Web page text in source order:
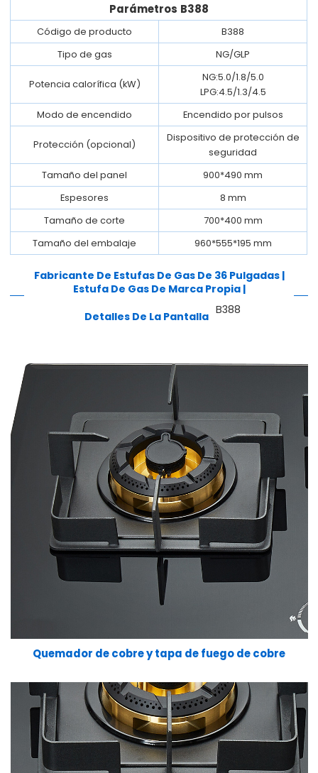
Parámetros B388
Código de producto
B388
Tipo de gas
NG/GLP
Potencia calorífica (kW)
NG:5.0/1.8/5.0
LPG:4.5/1.3/4.5
Modo de encendido
Encendido por pulsos
Protección (opcional)
Dispositivo de protección de
seguridad
Tamaño del panel
900*490 mm
Espesores
8 mm
Tamaño de corte
700*400 mm
Tamaño del embalaje
960*555*195 mm
Fabricante De Estufas De Gas De 36 Pulgadas |
Estufa De Gas De Marca Propia |
Detalles De La Pantalla B388
Quemador de cobre y tapa de fuego de cobre